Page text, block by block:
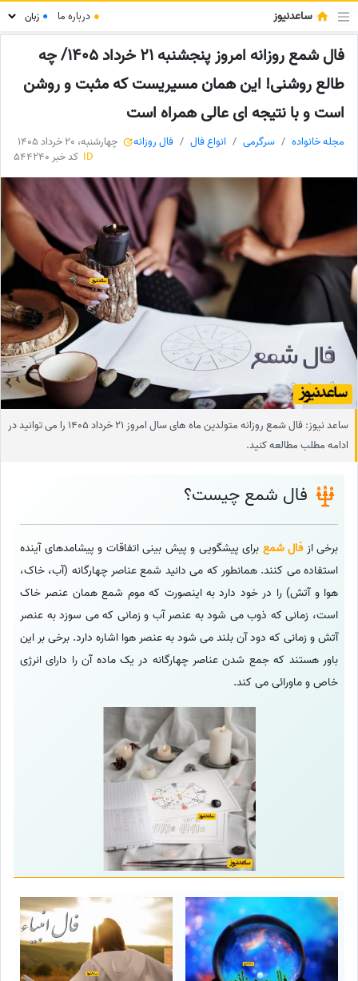
ساعدنیوز ● درباره ما ●
فال شمع روزانه امروز پنجشنبه 21 خرداد 1405/ چه
طالع روشنی! این همان مسیریست که مثبت و روشن
است و با نتیجه ای عالی همراه است
مجله خانواده سرگرمی انواع فال فال روزانه
چهارشنبه، 20 خرداد 1405
ID کد خبر 544240
ساعد نیوز: فال شمع روزانه متولدین ماه های سال امروز 21 خرداد 1405 را می توانید در
ادامه مطلب مطالعه کنید.
فال شمع چیست؟
برخی ازفال شمع برای پیشگویی و پیش بینی اتفاقات و پیشامدهای آینده
استفاده می کنند. همانطور که می دانید شمع عناصر چهارگانه (آب، خاک،
هوا و آتش) را در خود دارد به اینصورت که موم شمع همان عنصر خاک
است، زمانی که ذوب می شود به عنصر آب و زمانی که می سوزد به عنصر
آتش و زمانی که دود آن بلند می شود به عنصر هوا اشاره دارد. برخی بر این
باور هستند که جمع شدن عناصر چهارگانه در یک ماده آن را دارای انرژی
خاص و ماورائی می کند.